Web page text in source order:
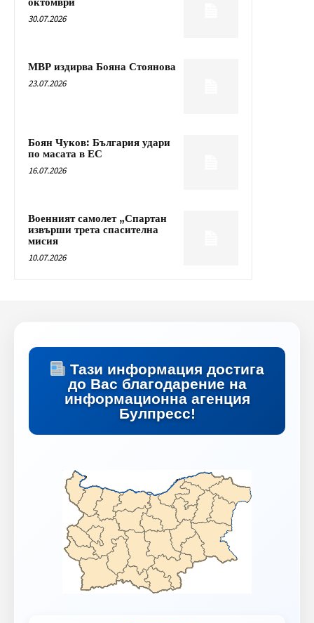
30.07.2026
МВР издирва Бояна Стоянова
23.07.2026
Боян Чуков: България удари
по масата в ЕС
16.07.2026
Военният самолет „Спартан
извърши трета спасителна
мисия
10.07.2026
Тази информация достига
до Вас благодарение на
информационна агенция
Булпресс!